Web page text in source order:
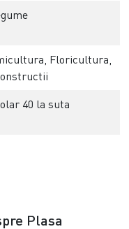
Floricultura,
40 la suta
Plasa